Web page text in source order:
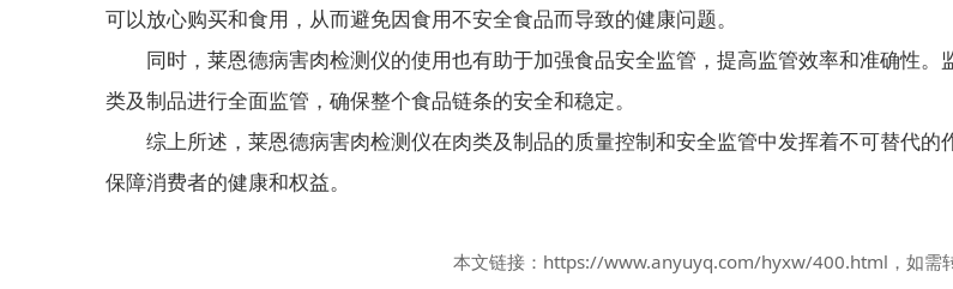
可以放心购买和食用，从而避免因食用不安全食品而导致的健康问题。
同时，莱恩德病害肉检测仪的使用也有助于加强食品安全监管，提高监管效率和准确性。
类及制品进行全面监管，确保整个食品链条的安全和稳定。
综上所述，莱恩德病害肉检测仪在肉类及制品的质量控制和安全监管中发挥着不可替代的
保障消费者的健康和权益。
本文链接： https://www.anyuyq.com/hyxw/400.html ，如需